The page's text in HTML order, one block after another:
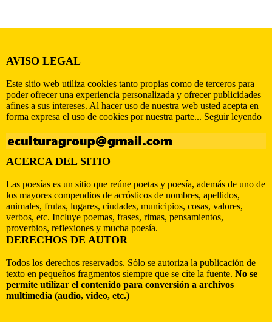
AVISO LEGAL
Este sitio web utiliza cookies tanto propias como de terceros para
poder ofrecer una experiencia personalizada y ofrecer publicidades
afines a sus intereses. Al hacer uso de nuestra web usted acepta en
forma expresa el uso de cookies por nuestra parte... Seguir leyendo
ACERCA DEL SITIO
Las poesías es un sitio que reúne poetas y poesía, además de uno de
los mayores compendios de acrósticos de nombres, apellidos,
animales, frutas, lugares, ciudades, municipios, cosas, valores,
verbos, etc. Incluye poemas, frases, rimas, pensamientos,
proverbios, reflexiones y mucha poesía.
DERECHOS DE AUTOR
Todos los derechos reservados. Sólo se autoriza la publicación de
texto en pequeños fragmentos siempre que se cite la fuente. No se
permite utilizar el contenido para conversión a archivos
multimedia (audio, video, etc.)